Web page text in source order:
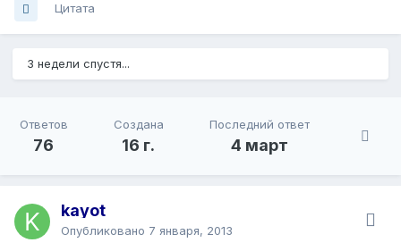
Цитата
3 недели спустя...
Ответов
76
Создана
16 г.
Последний ответ
4 март
kayot
Опубликовано 7 января, 2013